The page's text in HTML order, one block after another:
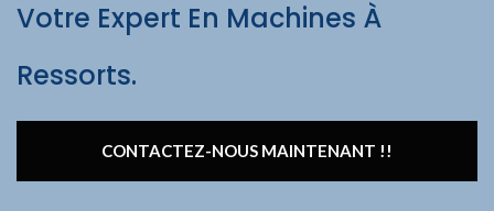
Votre Expert En Machines À
Ressorts.
CONTACTEZ-NOUS MAINTENANT !!